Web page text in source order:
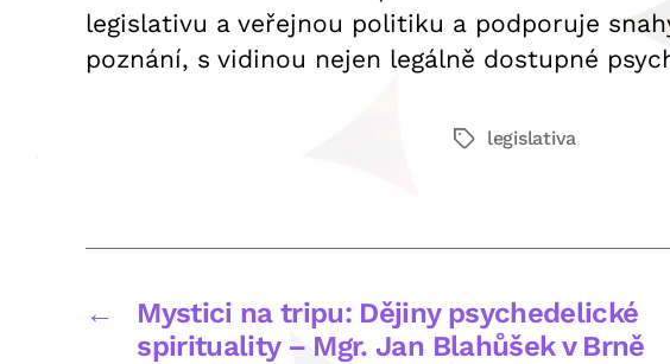
legislativu a veřejnou politiku a podporuje
poznání, s vidinou nejen legálně dostupné
Štítkylegislativa
←
Mystici na tripu: Dějiny psychedelické
spirituality – Mgr. Jan Blahůšek v Brně